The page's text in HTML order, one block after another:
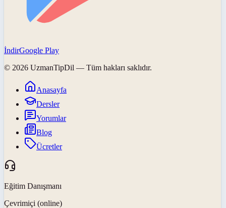
İndirGoogle Play
© 2026 UzmanTipDil — Tüm hakları saklıdır.
Anasayfa
Dersler
Yorumlar
Blog
Ücretler
Eğitim Danışmanı
Çevrimiçi (online)